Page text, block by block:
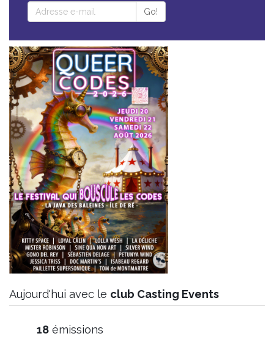
Go!
Aujourd'hui avec le club Casting Events
19 émissions